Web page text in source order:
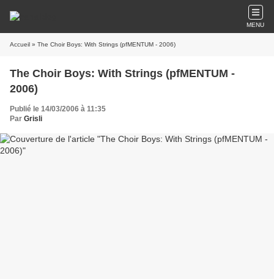
MENU
Accueil » The Choir Boys: With Strings (pfMENTUM - 2006)
The Choir Boys: With Strings (pfMENTUM -
2006)
Publié le 14/03/2006 à 11:35
Par Grisli